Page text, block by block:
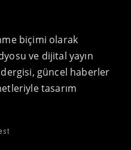
biçimi olarak
ve dijital yayın
güncel haberler
tasarım